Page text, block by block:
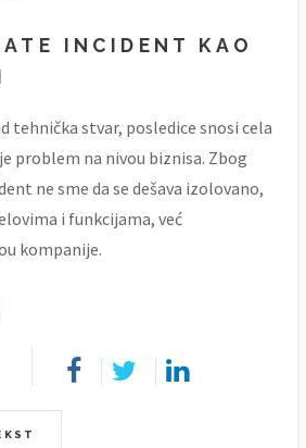
INCIDENT KAO
tehnička stvar, posledice snosi cela
problem na nivou biznisa. Zbog
ne sme da se dešava izolovano,
i funkcijama, već
kompanije.